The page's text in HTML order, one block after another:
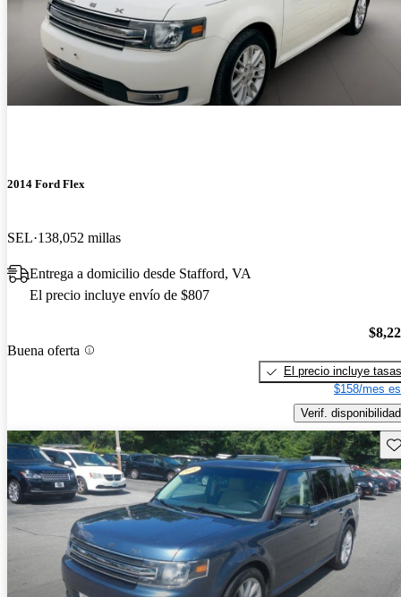
2014 Ford Flex
SEL 138,052 millas
Entrega a domicilio desde Stafford, VA
El precio incluye envío de $807
Buena oferta
El precio incluye tasas
$158/mes
Verif. disponibilidad